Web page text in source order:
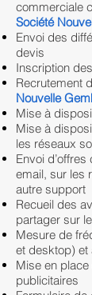
commerciale
Société
Envoi des
devis
Inscription
Recrutement
Nouvelle
Mise à
Mise à
les réseaux
Envoi
email, sur les
autre support
Recueil des
partager sur
Mesure de
et desktop) et
Mise en
publicitaires